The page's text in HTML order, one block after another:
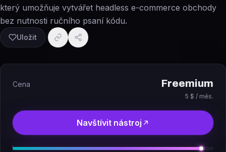
který umožňuje vytvářet headless e-commerce obchody
bez nutnosti ručního psaní kódu.
Uložit
Cena Freemium
5 $ / měs.
Navštívit nástroj